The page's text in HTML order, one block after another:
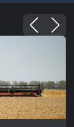
—
сезону: в